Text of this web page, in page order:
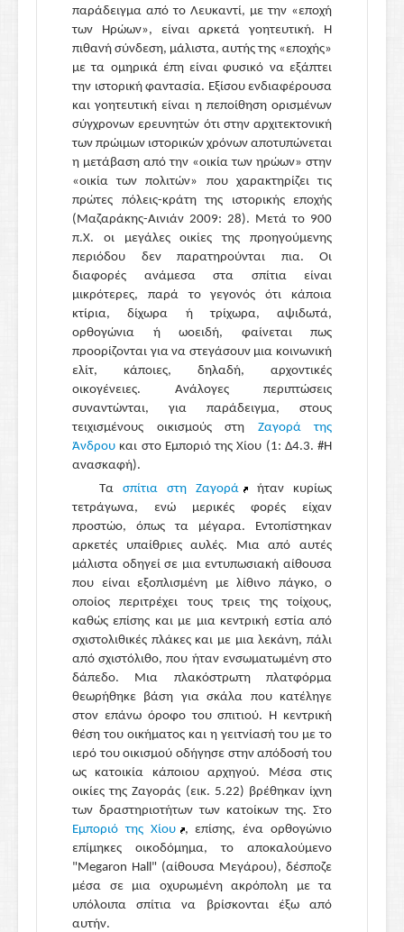
παράδειγμα από το Λευκαντί, με την «εποχή
των Ηρώων», είναι αρκετά γοητευτική. Η
πιθανή σύνδεση, μάλιστα, αυτής της «εποχής»
με τα ομηρικά έπη είναι φυσικό να εξάπτει
την ιστορική φαντασία. Εξίσου ενδιαφέρουσα
και γοητευτική είναι η πεποίθηση ορισμένων
σύγχρονων ερευνητών ότι στην αρχιτεκτονική
των πρώιμων ιστορικών χρόνων αποτυπώνεται
η μετάβαση από την «οικία των ηρώων» στην
«οικία των πολιτών» που χαρακτηρίζει τις
πρώτες πόλεις-κράτη της ιστορικής εποχής
(Μαζαράκης-Αινιάν 2009: 28). Μετά το 900
π.Χ. οι μεγάλες οικίες της προηγούμενης
περιόδου δεν παρατηρούνται πια. Οι
διαφορές ανάμεσα στα σπίτια είναι
μικρότερες, παρά το γεγονός ότι κάποια
κτίρια, δίχωρα ή τρίχωρα, αψιδωτά,
ορθογώνια ή ωοειδή, φαίνεται πως
προορίζονται για να στεγάσουν μια κοινωνική
ελίτ, κάποιες, δηλαδή, αρχοντικές
οικογένειες. Ανάλογες περιπτώσεις
συναντώνται, για παράδειγμα, στους
τειχισμένους οικισμούς στη Ζαγορά της
Άνδρου και στο Εμποριό της Χίου (1: Δ4.3. #Η
ανασκαφή).
Τα σπίτια στη Ζαγορά
ήταν κυρίως
τετράγωνα, ενώ μερικές φορές είχαν
προστώο, όπως τα μέγαρα. Εντοπίστηκαν
αρκετές υπαίθριες αυλές. Μια από αυτές
μάλιστα οδηγεί σε μια εντυπωσιακή αίθουσα
που είναι εξοπλισμένη με λίθινο πάγκο, ο
οποίος περιτρέχει τους τρεις της τοίχους,
καθώς επίσης και με μια κεντρική εστία από
σχιστολιθικές πλάκες και με μια λεκάνη, πάλι
από σχιστόλιθο, που ήταν ενσωματωμένη στο
δάπεδο. Μια πλακόστρωτη πλατφόρμα
θεωρήθηκε βάση για σκάλα που κατέληγε
στον επάνω όροφο του σπιτιού. Η κεντρική
θέση του οικήματος και η γειτνίασή του με το
ιερό του οικισμού οδήγησε στην απόδοσή του
ως κατοικία κάποιου αρχηγού. Μέσα στις
οικίες της Ζαγοράς (εικ. 5.22) βρέθηκαν ίχνη
των δραστηριοτήτων των κατοίκων της. Στο
Εμποριό της Χίου
, επίσης, ένα ορθογώνιο
επίμηκες οικοδόμημα, το αποκαλούμενο
"Megaron Hall" (αίθουσα Μεγάρου), δέσποζε
μέσα σε μια οχυρωμένη ακρόπολη με τα
υπόλοιπα σπίτια να βρίσκονται έξω από
αυτήν.